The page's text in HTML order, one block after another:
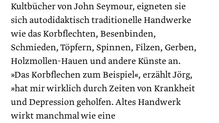
Kultbücher von John Seymour, eigneten sie
sich autodidaktisch traditionelle Handwerke
wie das Korbflechten, Besenbinden,
Schmieden, Töpfern, Spinnen, Filzen, Gerben,
Holzmollen-Hauen und andere Künste an.
»Das Korbflechen zum Beispiel«, erzählt Jörg,
»hat mir wirklich durch Zeiten von Krankheit
und Depression geholfen. Altes Handwerk
wirkt manchmal wie eine